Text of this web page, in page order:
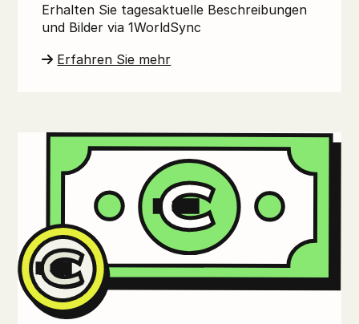
Erhalten Sie tagesaktuelle Beschreibungen
und Bilder via 1WorldSync
Erfahren Sie mehr